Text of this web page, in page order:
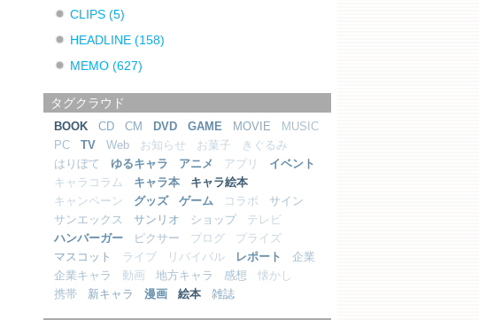
CLIPS(5)
HEADLINE(158)
MEMO(627)
タグクラウド
BOOK CD CM DVD GAME MOVIE
MUSIC
PC
TV Web お知らせ お菓子
きぐるみ
はりぼて
ゆるキャラ アニメ アプリ
イベント
キャラコラム
キャラ本
キャラ絵本
キャンペーン
グッズ ゲーム コラボ
サイン
サンエックス
サンリオ ショップ
テレビ
ハンバーガー
ピクサー ブログ
プライズ
マスコット
ライブ リバイバル レポート
企業
企業キャラ
動画 地方キャラ 感想
懐かし
携帯
新キャラ 漫画 絵本 雑誌